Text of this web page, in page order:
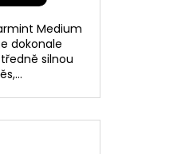
Medium
dokonale
silnou